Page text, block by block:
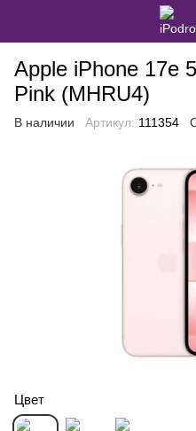
Apple iPhone 17e
Pink (MHRU4)
В наличии Артикул: 111354
Цвет